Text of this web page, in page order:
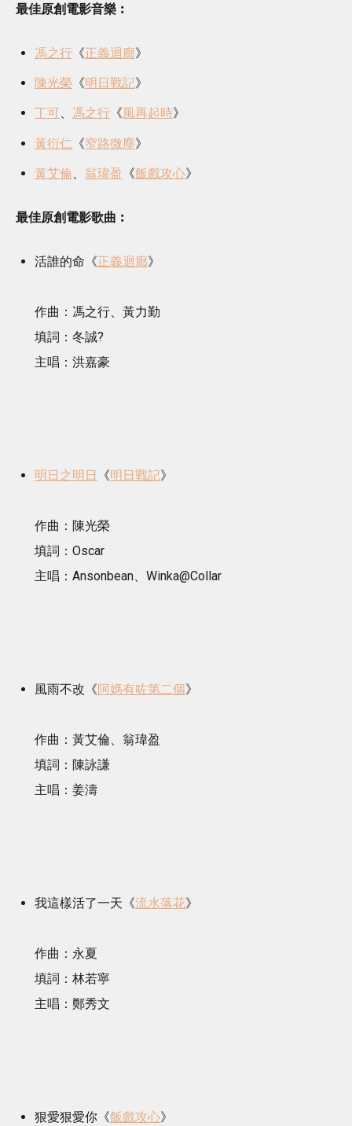
最佳原創電影音樂︰
馮之行 《正義迴廊》
陳光榮 《明日戰記》
丁可、 馮之行 《風再起時》
黃衍仁 《窄路微塵》
黃艾倫、 翁瑋盈 《飯戲攻心》
最佳原創電影歌曲︰
活誰的命《正義迴廊》
作曲：馮之行、黃力勤
填詞：冬誠?
主唱：洪嘉豪
明日之明日 《明日戰記》
作曲：陳光榮
填詞：Oscar
主唱：Ansonbean、Winka@Collar
風雨不改《阿媽有咗第二個》
作曲：黃艾倫、翁瑋盈
填詞：陳詠謙
主唱：姜濤
我這樣活了一天《流水落花》
作曲：永夏
填詞：林若寧
主唱：鄭秀文
狠愛狠愛你《飯戲攻心》